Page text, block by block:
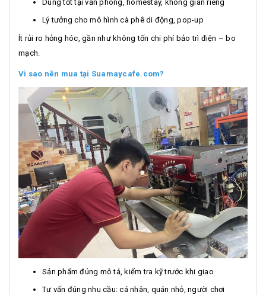
Dùng tốt tại văn phòng, homestay, không gian riêng
Lý tưởng cho mô hình cà phê di động, pop-up
Ít rủi ro hỏng hóc, gần như không tốn chi phí bảo trì điện – bo
mạch.
Vì sao nên mua tại Suamaycafe.com?
Sản phẩm đúng mô tả, kiểm tra kỹ trước khi giao
Tư vấn đúng nhu cầu: cá nhân, quán nhỏ, người chơi